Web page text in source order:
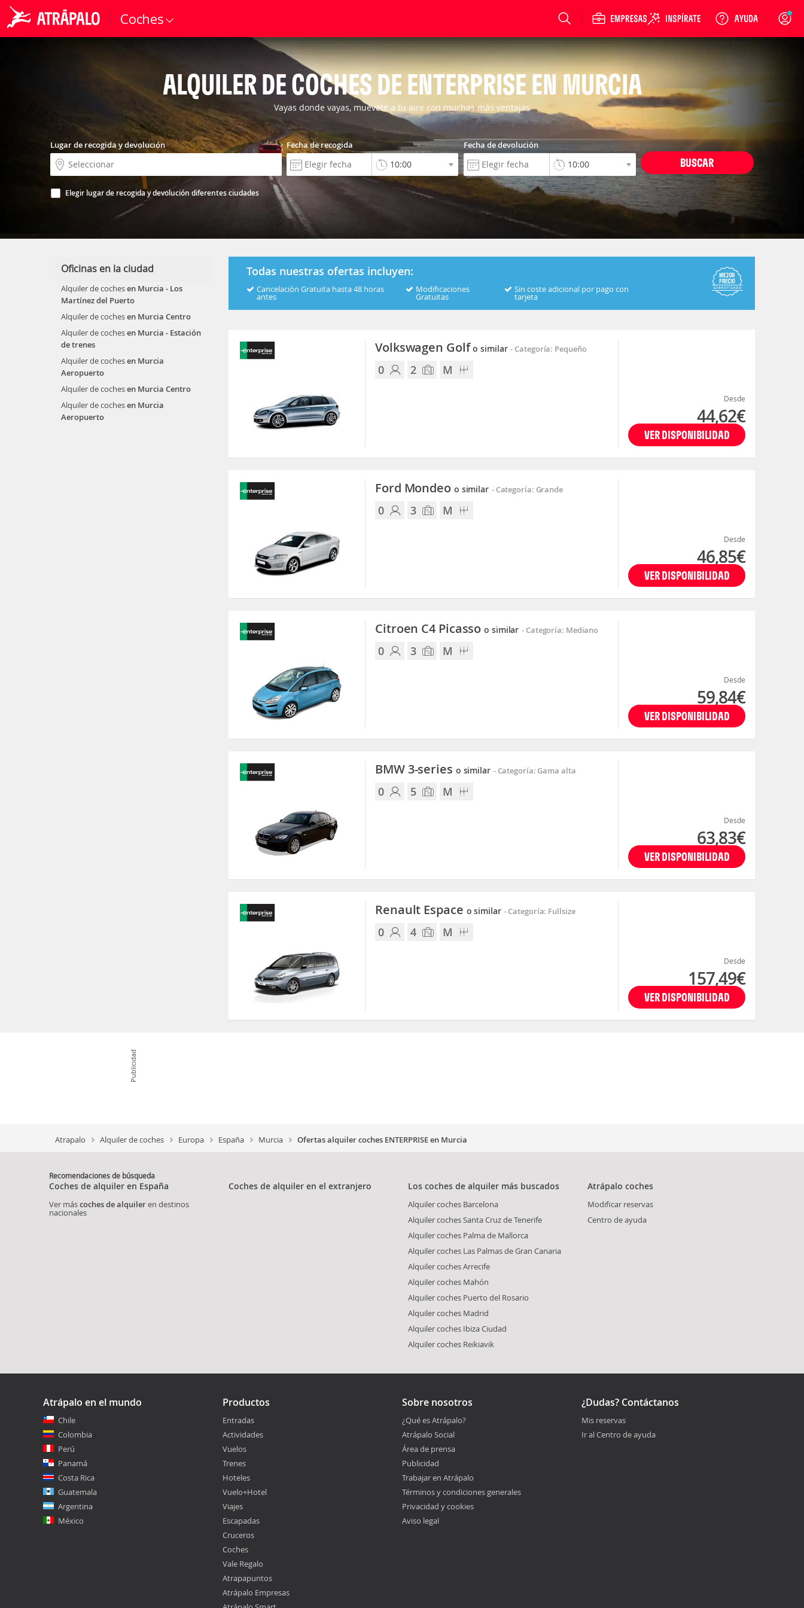
Coches Login
ALQUILER DE COCHES DE ENTERPRISE EN MURCIA
Vayas donde vayas, muévete a tu aire con muchas más ventajas
Lugar de recogida y devolución
Elegir lugar de recogida y devolución diferentes ciudades
Fecha de recogida Fecha de devolución
BUSCAR
Todas nuestras ofertas incluyen:
Cancelación Gratuita hasta 48 horas
antes
Modificaciones
Gratuitas
Sin coste adicional por pago con
tarjeta
Volkswagen Golfo similar - Categoría: Pequeño
0 2 M
Desde
44,62€
VER DISPONIBILIDAD
Ford Mondeo o similar -Categoría: Grande
0 3 M
Desde
46,85€
VER DISPONIBILIDAD
Citroen C4 Picassoo similar - Categoría: Mediano
0 3 M
Desde
59,84€
VER DISPONIBILIDAD
BMW 3-series o similar -Categoría: Gama alta
0 5 M
Desde
63,83€
VER DISPONIBILIDAD
Renault Espace o similar -Categoría: Fullsize
0 4 M
Desde
157,49€
VER DISPONIBILIDAD
Oficinas en la ciudad
Alquiler de cochesen Murcia - Los
Martínez del Puerto
Alquiler de cochesen Murcia Centro
Alquiler de cochesen Murcia - Estación
de trenes
Alquiler de cochesen Murcia
Aeropuerto
Alquiler de cochesen Murcia Centro
Alquiler de cochesen Murcia
Aeropuerto
Publicidad
Atrapalo Alquiler de coches Europa España Murcia Ofertas alquiler coches ENTERPRISE en Murcia
Recomendaciones de búsqueda
Coches de alquiler en España
Ver máscoches de alquileren destinos
nacionales
Coches de alquiler en el extranjero Los coches de alquiler más buscados
Alquiler coches Barcelona
Alquiler cochesSanta Cruz de Tenerife
Alquiler coches Palma de Mallorca
Alquiler coches Las Palmas de Gran Canaria
Alquiler cochesArrecife
Alquiler coches Mahón
Alquiler coches Puerto del Rosario
Alquiler coches Madrid
Alquiler coches Ibiza Ciudad
Alquiler coches Reikiavik
Atrápalo coches
Modificar reservas
Centro de ayuda
Atrápalo en el mundo
Chile
Colombia
Perú
Panamá
Costa Rica
Guatemala
Argentina
México
Productos
Entradas
Actividades
Vuelos
Trenes
Hoteles
Vuelo+Hotel
Viajes
Escapadas
Cruceros
Coches
Vale Regalo
Atrapapuntos
Atrápalo Empresas
Sobre nosotros
¿Qué es Atrápalo?
Atrápalo Social
Área de prensa
Publicidad
Trabajar en Atrápalo
Términos y condiciones generales
Privacidad y cookies
Aviso legal
¿Dudas? Contáctanos
Mis reservas
Ir al Centro de ayuda